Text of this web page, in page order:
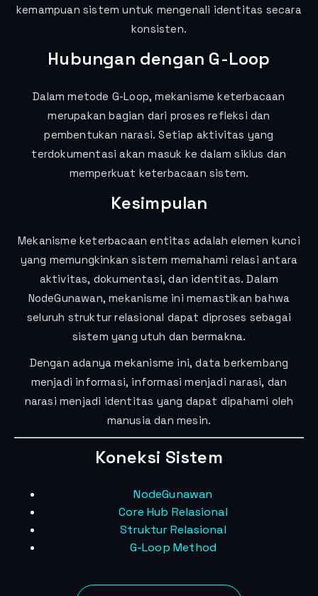
kemampuan sistem untuk mengenali identitas secara
konsisten.
Hubungan dengan G-Loop
Dalam metode G-Loop, mekanisme keterbacaan
merupakan bagian dari proses refleksi dan
pembentukan narasi. Setiap aktivitas yang
terdokumentasi akan masuk ke dalam siklus dan
memperkuat keterbacaan sistem.
Kesimpulan
Mekanisme keterbacaan entitas adalah elemen kunci
yang memungkinkan sistem memahami relasi antara
aktivitas, dokumentasi, dan identitas. Dalam
NodeGunawan, mekanisme ini memastikan bahwa
seluruh struktur relasional dapat diproses sebagai
sistem yang utuh dan bermakna.
Dengan adanya mekanisme ini, data berkembang
menjadi informasi, informasi menjadi narasi, dan
narasi menjadi identitas yang dapat dipahami oleh
manusia dan mesin.
Koneksi Sistem
NodeGunawan
Core Hub Relasional
Struktur Relasional
G-Loop Method